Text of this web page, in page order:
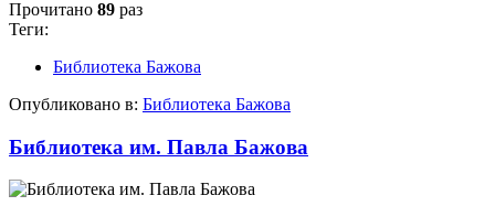
Прочитано 89 раз
Теги:
Библиотека Бажова
Опубликовано в: Библиотека Бажова
Библиотека им. Павла Бажова